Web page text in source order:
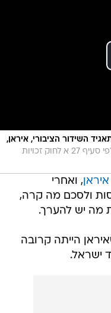
השידור הציבורי, איראן,
תיעוד ברשתות חברתיות לפי סעיף 27 א לחוק זכויות
, ואחרי
ולסכם מה קרה,
מה יש להערך.
הייתה קרובה
ישראל.